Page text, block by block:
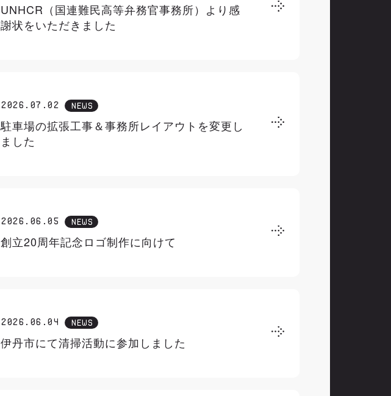
UNHCR（国連難民高等弁務官事務所）より感
謝状をいただきました
2026.07.02 NEWS
駐車場の拡張工事＆事務所レイアウトを変更し
ました
2026.06.05 NEWS
創立20周年記念ロゴ制作に向けて
2026.06.04 NEWS
伊丹市にて清掃活動に参加しました